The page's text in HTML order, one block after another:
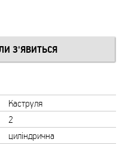
Каструля
2
циліндрична